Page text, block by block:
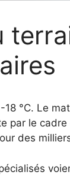
°C. Le
par le
des